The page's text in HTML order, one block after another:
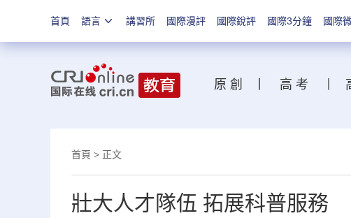
首頁 語言 講習所 國際漫評 國際銳評 國際3分鐘 國際
原 創 高 考
首頁 > 正文
壯大人才隊伍 拓展科普服務